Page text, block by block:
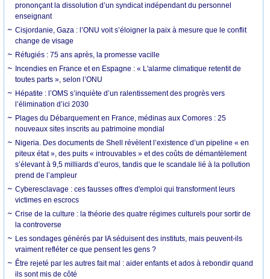
prononçant la dissolution d’un syndicat indépendant du personnel
enseignant
Cisjordanie, Gaza : l’ONU voit s’éloigner la paix à mesure que le conflit
change de visage
Réfugiés : 75 ans après, la promesse vacille
Incendies en France et en Espagne : « L'alarme climatique retentit de
toutes parts », selon l’ONU
Hépatite : l’OMS s’inquiète d’un ralentissement des progrès vers
l’élimination d’ici 2030
Plages du Débarquement en France, médinas aux Comores : 25
nouveaux sites inscrits au patrimoine mondial
Nigeria. Des documents de Shell révèlent l’existence d’un pipeline « en
piteux état », des puits « introuvables » et des coûts de démantèlement
s’élevant à 9,5 milliards d’euros, tandis que le scandale lié à la pollution
prend de l’ampleur
Cyberesclavage : ces fausses offres d'emploi qui transforment leurs
victimes en escrocs
Crise de la culture : la théorie des quatre régimes culturels pour sortir de
la controverse
Les sondages générés par IA séduisent des instituts, mais peuvent-ils
vraiment refléter ce que pensent les gens ?
Être rejeté par les autres fait mal : aider enfants et ados à rebondir quand
ils sont mis de côté